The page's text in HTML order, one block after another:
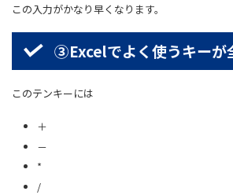
この入力がかなり早くなります。
③Excelでよく使うキーが
このテンキーには
＋
－
*
/